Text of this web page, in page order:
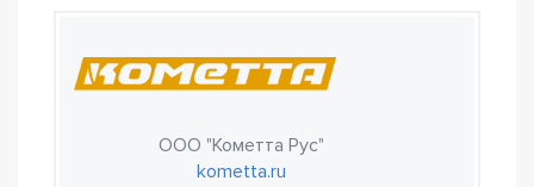
ООО "Кометта Рус"
kometta.ru